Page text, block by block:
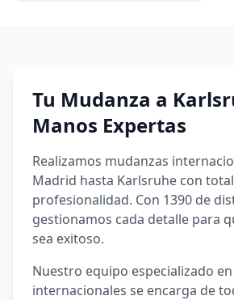
Tu Mudanza a
Manos Expertas
Realizamos mudanzas
Madrid hasta Karlsruhe con
profesionalidad. Con 1390 de
gestionamos cada detalle para
sea exitoso.
Nuestro equipo especializado
internacionales se encarga de